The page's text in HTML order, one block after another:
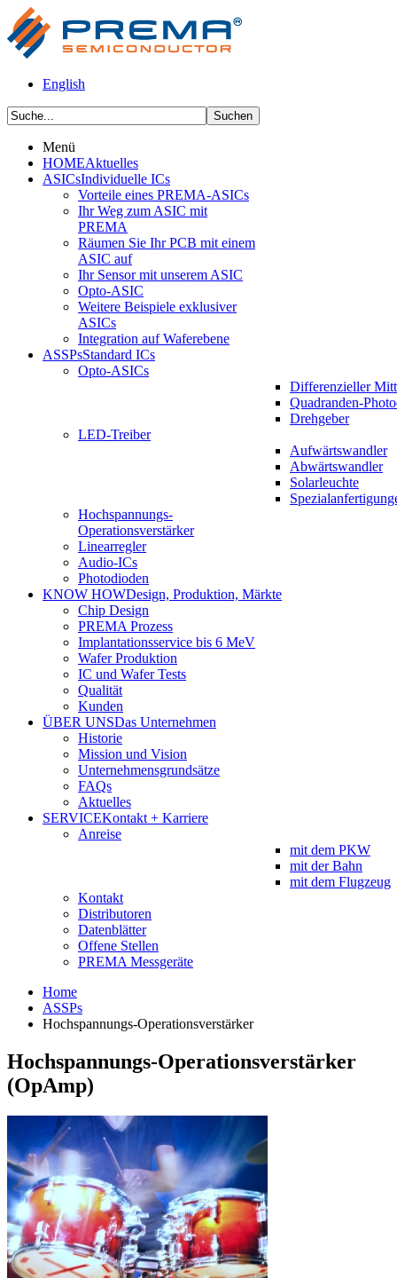
English
Menü
HOMEAktuelles
ASICsIndividuelle ICs
Vorteile eines PREMA-ASICs
Ihr Weg zum ASIC mit
PREMA
Räumen Sie Ihr PCB mit einem
ASIC auf
Ihr Sensor mit unserem ASIC
Opto-ASIC
Weitere Beispiele exklusiver
ASICs
Integration auf Waferebene
ASSPsStandard ICs
Opto-ASICs
Differenzieller
Quadranden-
Drehgeber
LED-Treiber
Aufwärtswandler
Abwärtswandler
Solarleuchte
Hochspannungs-
Operationsverstärker
Linearregler
Audio-ICs
Photodioden
KNOW HOWDesign, Produktion, Märkte
Chip Design
PREMA Prozess
Implantationsservice bis 6 MeV
Wafer Produktion
IC und Wafer Tests
Qualität
Kunden
ÜBER UNSDas Unternehmen
Historie
Mission und Vision
Unternehmensgrundsätze
FAQs
Aktuelles
SERVICEKontakt + Karriere
Anreise
mit dem PKW
mit der Bahn
mit dem Flugzeug
Kontakt
Distributoren
Datenblätter
Offene Stellen
PREMA Messgeräte
Home
ASSPs
Hochspannungs-Operationsverstärker
Hochspannungs-Operationsverstärker
(OpAmp)